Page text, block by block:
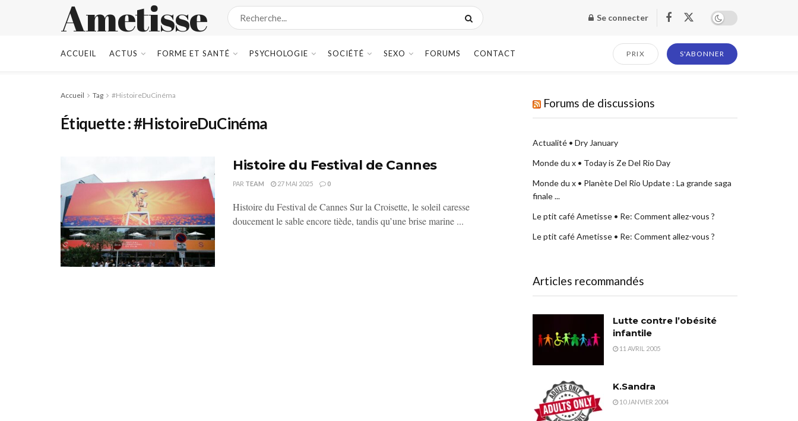
Ametisse Se connecter
ACCUEIL ACTUS FORME ET SANTÉ PSYCHOLOGIE SOCIÉTÉ SEXO FORUMS CONTACT PRIX S'ABONNER
Accueil Tag #HistoireDuCinéma
Étiquette :#HistoireDuCinéma
Histoire du Festival de Cannes
PAR TEAM 27 MAI 2025 0
Histoire du Festival de Cannes Sur la Croisette, le soleil caresse
doucement le sable encore tiède, tandis qu’une brise marine ...
Forums de discussions
Actualité • Dry January
Monde du x • Today is Ze Del Rio Day
Monde du x • Planète Del Rio Update : La grande saga
finale ...
Le ptit café Ametisse • Re: Comment allez-vous ?
Le ptit café Ametisse • Re: Comment allez-vous ?
Articles recommandés
Lutte contre l’obésité
infantile
11 AVRIL 2005
K.Sandra
10 JANVIER 2004